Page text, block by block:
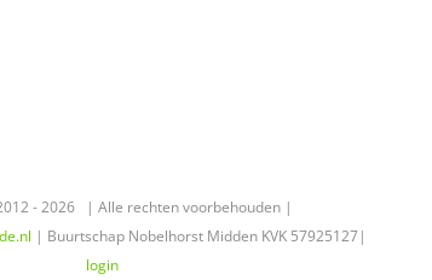
-2026 | Alle rechten voorbehouden |
| Buurtschap Nobelhorst Midden KVK 57925127|
login